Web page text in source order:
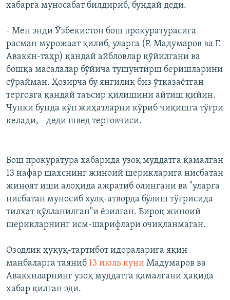
хабарга муносабат билдириб, бундай деди.
- Мен энди Ўзбекистон бош прокуратурасига
расман мурожаат қилиб, уларга (Р. Мадумаров ва Г.
Авакян-таҳр) қандай айбловлар қўйилгани ва
бошқа масалалар бўйича тушунтирш беришларини
сўрайман. Ҳозирча бу янгилик биз ўтказаётган
терговга қандай таъсир қилишини айтиш қийин.
Чунки бунда кўп жиҳатларни кўриб чиқишга тўғри
келади, - деди швед терговчиси.
Бош прокуратура хабарида узоқ муддатга қамалган
13 нафар шахснинг жиноий шерикларига нисбатан
жиноят иши алоҳида ажратиб олингани ва "уларга
нисбатан муносиб хулқ-атворда бўлиш тўғрисида
тилхат қўлланилган"и ёзилган. Бироқ жиноий
шерикларнинг исм-шарифлари очиқланмаган.
Озодлик ҳуқуқ-тартибот идораларига яқин
манбаларга таяниб 13 июль куни Мадумаров ва
Авакянларнинг узоқ муддатга қамалгани ҳақида
хабар қилган эди.